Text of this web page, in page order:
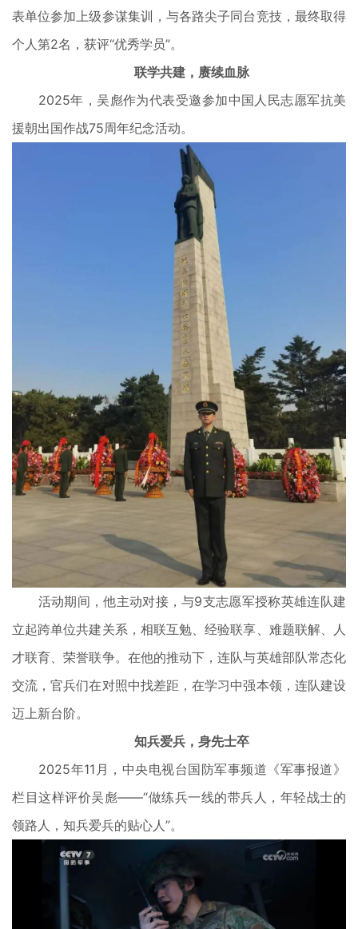
表单位参加上级参谋集训，与各路尖子同台竞技，最终取得
个人第2名，获评“优秀学员”。
联学共建，赓续血脉
2025年，吴彪作为代表受邀参加中国人民志愿军抗美
援朝出国作战75周年纪念活动。
活动期间，他主动对接，与9支志愿军授称英雄连队建
立起跨单位共建关系，相联互勉、经验联享、难题联解、人
才联育、荣誉联争。在他的推动下，连队与英雄部队常态化
交流，官兵们在对照中找差距，在学习中强本领，连队建设
迈上新台阶。
知兵爱兵，身先士卒
2025年11月，中央电视台国防军事频道《军事报道》
栏目这样评价吴彪——“做练兵一线的带兵人，年轻战士的
领路人，知兵爱兵的贴心人”。